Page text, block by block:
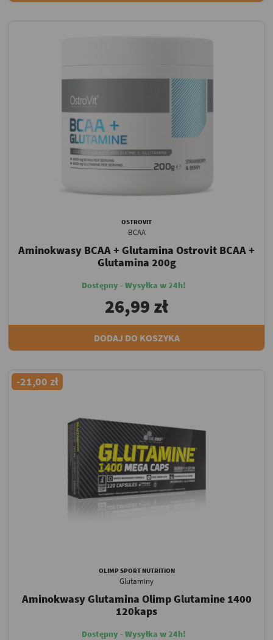
OSTROVIT
BCAA
Aminokwasy BCAA + Glutamina Ostrovit BCAA +
Glutamina 200g
Dostępny - Wysyłka w 24h!
26,99 zł
DODAJ DO KOSZYKA
-21,00 zł
OLIMP SPORT NUTRITION
Glutaminy
Aminokwasy Glutamina Olimp Glutamine 1400
120kaps
Dostępny - Wysyłka w 24h!